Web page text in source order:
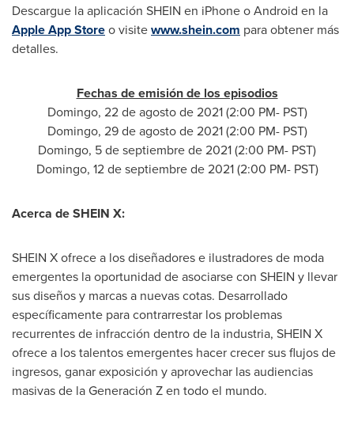
Descargue la aplicación SHEIN en iPhone o Android en la
AppleApp Storeo visitewww.shein.com para obtener más
detalles.
Fechas de emisión de los episodios
Domingo, 22 de agosto de 2021 (2:00 PM- PST)
Domingo, 29 de agosto de 2021 (2:00 PM- PST)
Domingo, 5 de septiembre de 2021 (2:00 PM- PST)
Domingo, 12 de septiembre de 2021 (2:00 PM- PST)
Acerca de SHEIN X:
SHEIN X ofrece a los diseñadores e ilustradores de moda
emergentes la oportunidad de asociarse con SHEIN y llevar
sus diseños y marcas a nuevas cotas. Desarrollado
específicamente para contrarrestar los problemas
recurrentes de infracción dentro de la industria, SHEIN X
ofrece a los talentos emergentes hacer crecer sus flujos de
ingresos, ganar exposición y aprovechar las audiencias
masivas de la Generación Z en todo el mundo.